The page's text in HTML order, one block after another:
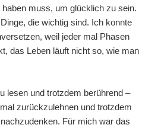
muss, um glücklich zu sein.
die wichtig sind. Ich konnte
weil jeder mal Phasen
das Leben läuft nicht so, wie man
lesen und trotzdem berührend –
zurückzulehnen und trotzdem
Für mich war das